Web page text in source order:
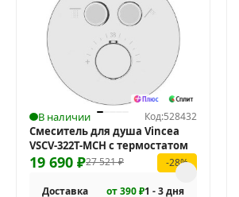
В наличии Код:528432
Смеситель для душа Vincea
VSCV-322T-MCH с термостатом
27 521₽
19 690 ₽ -28%
Доставка от 390 ₽1 - 3 дня